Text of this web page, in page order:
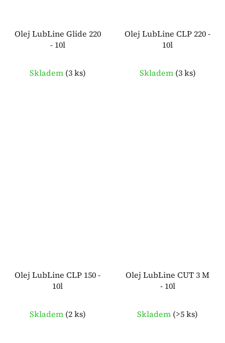
Olej LubLine Glide 220
- 10l
Skladem (3 ks)
Olej LubLine CLP 220 -
10l
Skladem (3 ks)
Olej LubLine CLP 150 -
10l
Skladem (2 ks)
Olej LubLine CUT 3 M
- 10l
Skladem (>5 ks)